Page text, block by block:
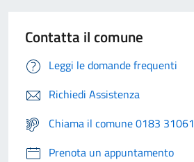
Contatta il comune
Leggi le domande frequenti
Richiedi Assistenza
Chiama il comune 0183 31061
Prenota un appuntamento